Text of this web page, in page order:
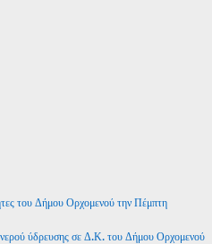
του Δήμου Ορχομενού την Πέμπτη
νερού ύδρευσης σε Δ.Κ. του Δήμου Ορχομενού